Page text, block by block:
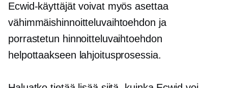
Ecwid-käyttäjät voivat myös asettaa
vähimmäishinnoitteluvaihtoehdon ja
porrastetun hinnoitteluvaihtoehdon
helpottaakseen lahjoitusprosessia.